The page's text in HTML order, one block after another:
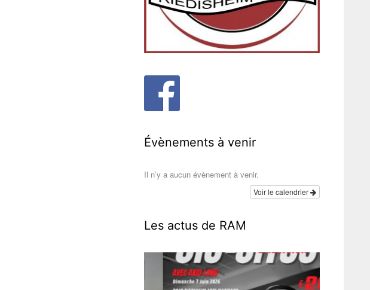
Évènements à venir
Il n’y a aucun évènement à venir.
Voir le calendrier
Les actus de RAM